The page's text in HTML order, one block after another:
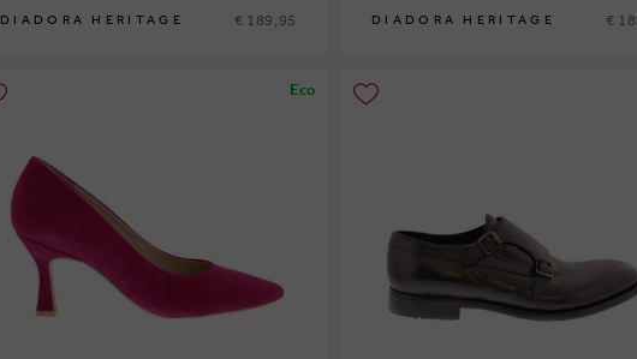
DIADORA HERITAGE € 189,95 DIADORA HERITAGE €
Eco